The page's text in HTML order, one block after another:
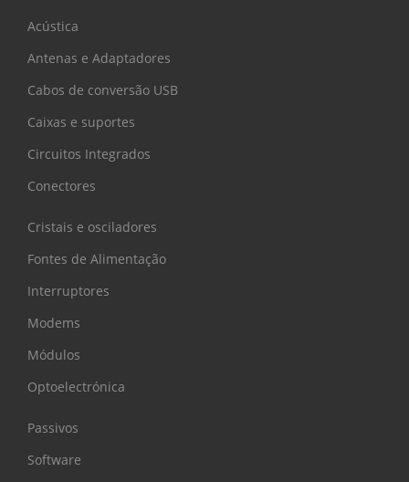
Acústica
Antenas e Adaptadores
Cabos de conversão USB
Caixas e suportes
Circuitos Integrados
Conectores
Cristais e osciladores
Fontes de Alimentação
Interruptores
Modems
Módulos
Optoelectrónica
Passivos
Software